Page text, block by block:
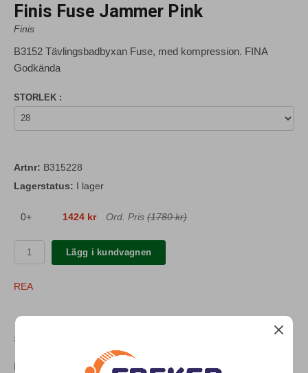
Finis Fuse Jammer Pink
Finis
B3152 Tävlingsbadbyxan Fuse, med kompression. FINA
Godkända
STORLEK :
Artnr: B315228
Lagerstatus: I lager
0+ 1424 kr Ord. Pris (1780 kr)
Lägg i kundvagnen
REA
SPECIFIKATION
B3152 Finis tävlingsbadbyxa Fuse, Rosa.